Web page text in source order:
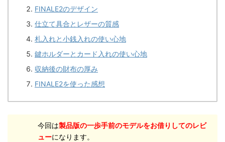
FINALE2のデザイン
仕立て具合とレザーの質感
札入れと小銭入れの使い心地
鍵ホルダーとカード入れの使い心地
収納後の財布の厚み
FINALE2を使った感想
今回は製品版の一歩手前のモデルをお借りしてのレビ
ューになります。